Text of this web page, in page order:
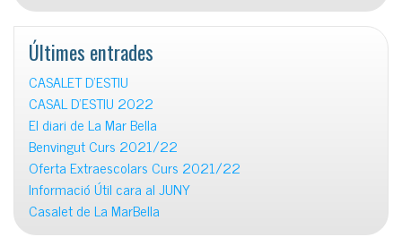
Últimes entrades
CASALET D’ESTIU
CASAL D’ESTIU 2022
El diari de La Mar Bella
Benvingut Curs 2021/22
Oferta Extraescolars Curs 2021/22
Informació Útil cara al JUNY
Casalet de La MarBella